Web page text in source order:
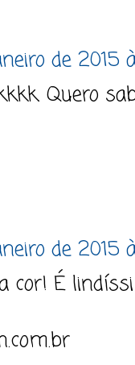
de 2015
Quero
de 2015
cor! É